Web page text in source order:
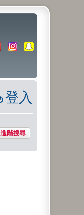
登入
進階搜尋